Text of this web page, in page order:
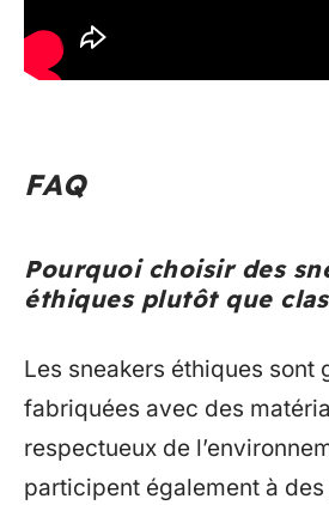
FAQ
Pourquoi choisir des
éthiques plutôt que
Les sneakers éthiques sont
fabriquées avec des
respectueux de
participent également à